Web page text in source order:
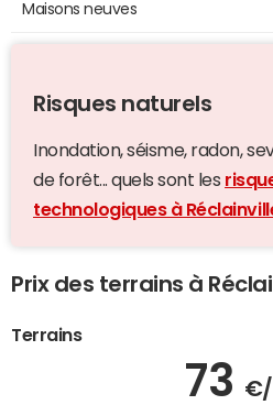
Maisons neuves
Risques naturels
Inondation, séisme, radon,
de forêt... quels sont les
technologiques à
Prix des terrains à
Terrains
73 €/